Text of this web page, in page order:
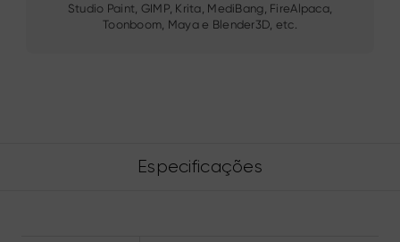
Studio Paint, GIMP, Krita, MediBang, FireAlpaca,
Toonboom, Maya e Blender3D, etc.
Especificações